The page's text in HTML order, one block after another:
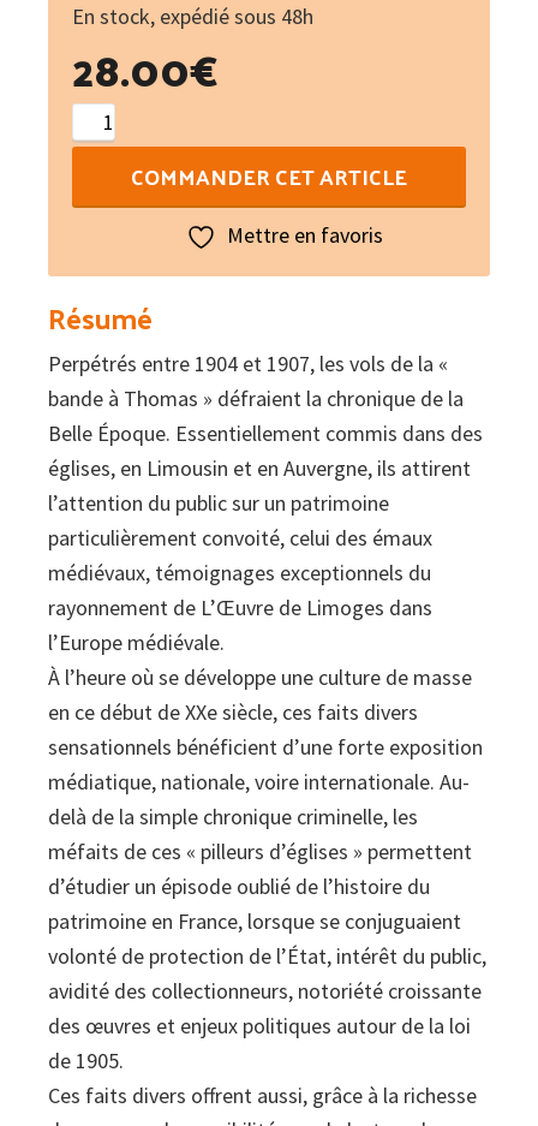
En stock, expédié sous 48h
28.00€
quantité
de
pilleurs
d'églises
COMMANDER CET ARTICLE
Mettre en favoris
Résumé
Perpétrés entre 1904 et 1907, les vols de la «
bande à Thomas » défraient la chronique de la
Belle Époque. Essentiellement commis dans des
églises, en Limousin et en Auvergne, ils attirent
l’attention du public sur un patrimoine
particulièrement convoité, celui des émaux
médiévaux, témoignages exceptionnels du
rayonnement de L’Œuvre de Limoges dans
l’Europe médiévale.
À l’heure où se développe une culture de masse
en ce début de XXe siècle, ces faits divers
sensationnels bénéficient d’une forte exposition
médiatique, nationale, voire internationale. Au-
delà de la simple chronique criminelle, les
méfaits de ces « pilleurs d’églises » permettent
d’étudier un épisode oublié de l’histoire du
patrimoine en France, lorsque se conjuguaient
volonté de protection de l’État, intérêt du public,
avidité des collectionneurs, notoriété croissante
des œuvres et enjeux politiques autour de la loi
de 1905.
Ces faits divers offrent aussi, grâce à la richesse